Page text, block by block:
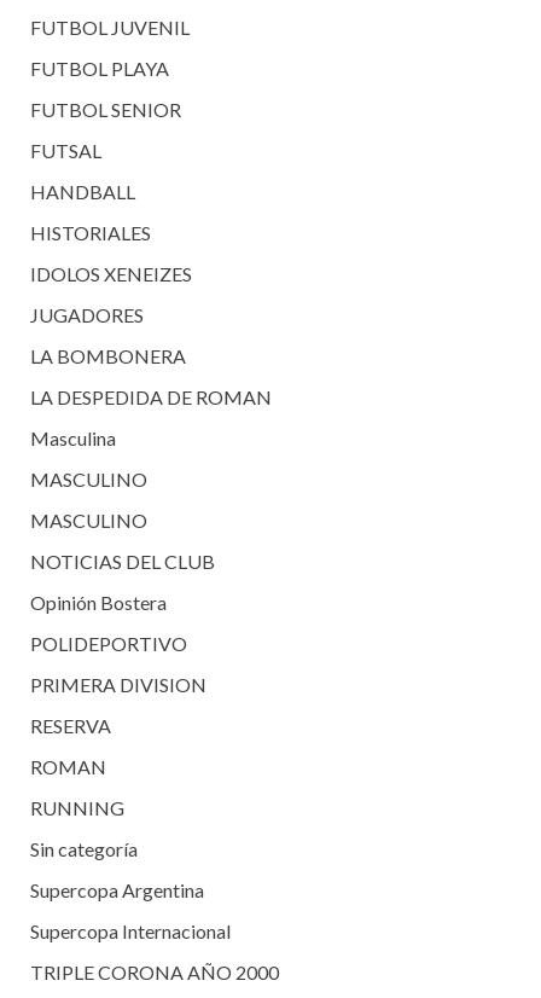
FUTBOL JUVENIL
FUTBOL PLAYA
FUTBOL SENIOR
FUTSAL
HANDBALL
HISTORIALES
IDOLOS XENEIZES
JUGADORES
LA BOMBONERA
LA DESPEDIDA DE ROMAN
Masculina
MASCULINO
MASCULINO
NOTICIAS DEL CLUB
Opinión Bostera
POLIDEPORTIVO
PRIMERA DIVISION
RESERVA
ROMAN
RUNNING
Sin categoría
Supercopa Argentina
Supercopa Internacional
TRIPLE CORONA AÑO 2000